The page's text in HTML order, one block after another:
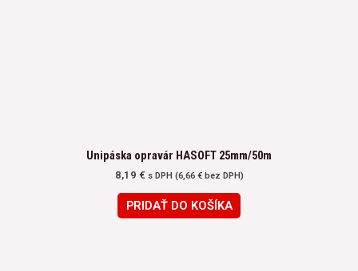
Unipáska opravár HASOFT 25mm/50m
8,19 € s DPH (6,66 €bez DPH)
PRIDAŤ DO KOŠÍKA